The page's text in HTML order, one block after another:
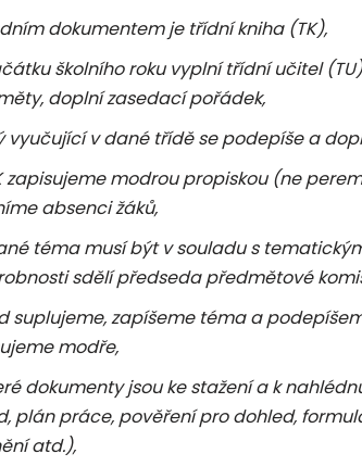
dokumentem je třídní kniha (TK),
školního roku vyplní třídní učitel
doplní zasedací pořádek,
vyučující v dané třídě se podepíše a
zapisujeme modrou propiskou (ne
absenci žáků,
téma musí být v souladu s
sdělí předseda předmětové
suplujeme, zapíšeme téma a
modře,
dokumenty jsou ke stažení a k
plán práce, pověření pro dohled,
atd.),